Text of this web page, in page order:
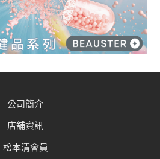
公司簡介
店舖資訊
松本清會員